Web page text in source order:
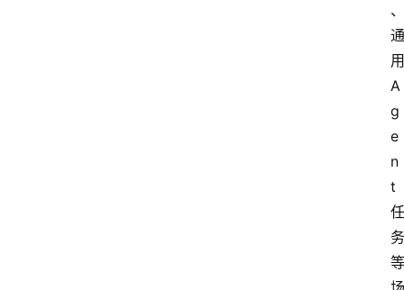
、
通
用
A
g
e
n
t
任
务
等